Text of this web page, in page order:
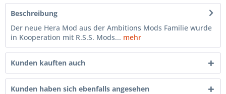
Beschreibung
Der neue Hera Mod aus der Ambitions Mods Familie wurde
in Kooperation mit R.S.S. Mods... mehr
Kunden kauften auch
Kunden haben sich ebenfalls angesehen